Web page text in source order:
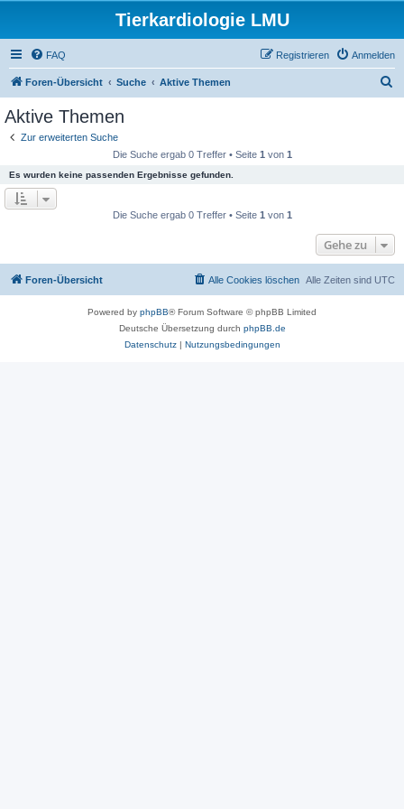
Tierkardiologie LMU
FAQ Anmelden
Registrieren
Foren-Übersicht Suche Aktive Themen
Aktive Themen
Zur erweiterten Suche
Die Suche ergab 0 Treffer • Seite 1 von 1
Es wurden keine passenden Ergebnisse gefunden.
Die Suche ergab 0 Treffer • Seite 1 von 1
Gehe zu
Foren-Übersicht Alle Zeiten sind UTC
Alle Cookies löschen
Powered by phpBB® Forum Software © phpBB Limited
Deutsche Übersetzung durch phpBB.de
Datenschutz| Nutzungsbedingungen